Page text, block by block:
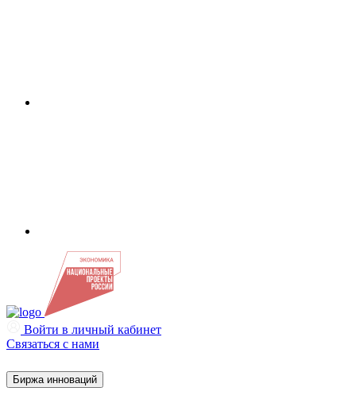
Войти в личный кабинет
Связаться с нами
Биржа инноваций